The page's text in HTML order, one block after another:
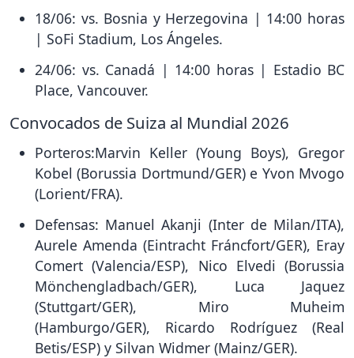
18/06: vs. Bosnia y Herzegovina | 14:00 horas
| SoFi Stadium, Los Ángeles.
24/06: vs. Canadá | 14:00 horas | Estadio BC
Place, Vancouver.
Convocados de Suiza al Mundial 2026
Porteros:Marvin Keller (Young Boys), Gregor
Kobel (Borussia Dortmund/GER) e Yvon Mvogo
(Lorient/FRA).
Defensas: Manuel Akanji (Inter de Milan/ITA),
Aurele Amenda (Eintracht Fráncfort/GER), Eray
Comert (Valencia/ESP), Nico Elvedi (Borussia
Mönchengladbach/GER), Luca Jaquez
(Stuttgart/GER), Miro Muheim
(Hamburgo/GER), Ricardo Rodríguez (Real
Betis/ESP) y Silvan Widmer (Mainz/GER).